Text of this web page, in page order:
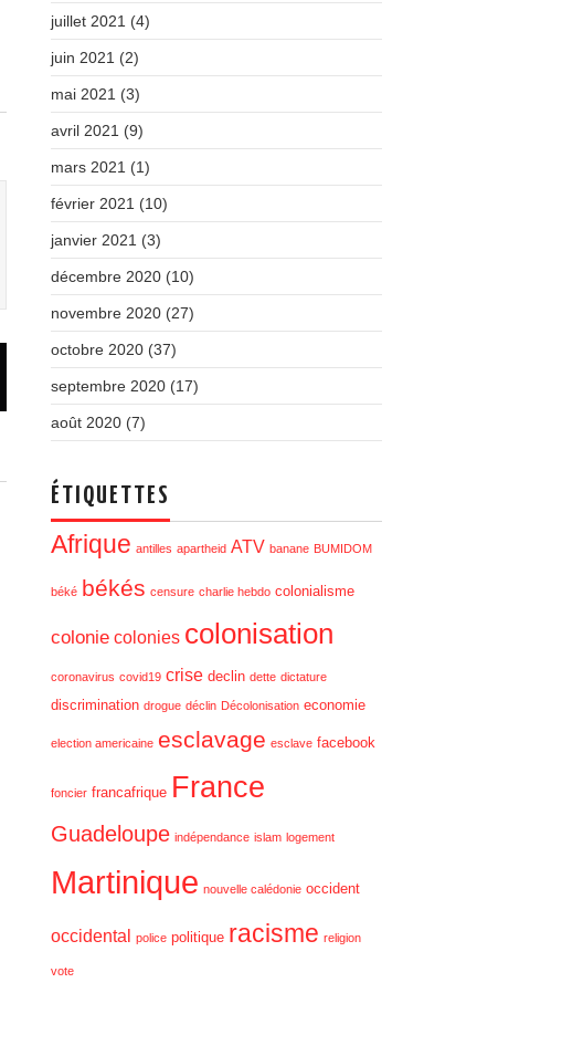
juillet 2021 (4)
juin 2021 (2)
mai 2021 (3)
avril 2021 (9)
mars 2021 (1)
février 2021 (10)
janvier 2021 (3)
décembre 2020 (10)
novembre 2020 (27)
octobre 2020 (37)
septembre 2020 (17)
août 2020 (7)
ÉTIQUETTES
Afrique antilles apartheid ATV banane BUMIDOM
béké békés censure charlie hebdo colonialisme
colonie colonies colonisation
coronavirus covid19 crise declin dette dictature
discrimination drogue déclin Décolonisation economie
election americaine esclavage esclave facebook
foncier francafrique France
Guadeloupe indépendance islam logement
Martinique nouvelle calédonie occident
occidental police politique racisme religion
vote